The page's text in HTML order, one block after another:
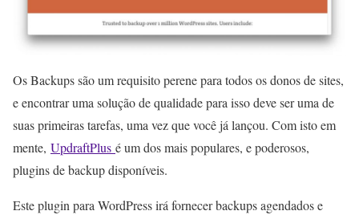
Os Backups são um requisito perene para todos os donos de sites,
e encontrar uma solução de qualidade para isso deve ser uma de
suas primeiras tarefas, uma vez que você já lançou. Com isto em
mente, UpdraftPlus é um dos mais populares, e poderosos,
plugins de backup disponíveis.
Este plugin para WordPress irá fornecer backups agendados e